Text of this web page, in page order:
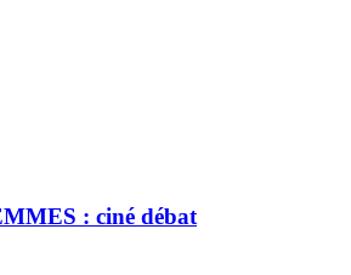
: ciné débat